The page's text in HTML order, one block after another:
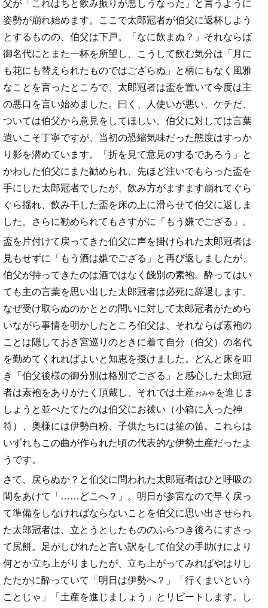
父が「これはちと飲み振りが悪しうなった」と言うように
姿勢が崩れ始めます。ここで太郎冠者が伯父に返杯しよう
とするものの、伯父は下戸。「なに飲まぬ？」それならば
御名代にとまた一杯を所望し、こうして飲む気分は「月に
も花にも替えられたものではござらぬ」と柄にもなく風雅
なことを言ったところで、太郎冠者は盃を置いて今度は主
の悪口を言い始めました。曰く、人使いが悪い、ケチだ、
ついては伯父から意見をしてほしい。伯父に対しては言葉
遣いこそ丁寧ですが、当初の恐縮気味だった態度はすっか
り影を潜めています。「折を見て意見のするであろう」と
かわした伯父にまた勧められ、先ほど注いでもらった盃を
手にした太郎冠者でしたが、飲み方がますます崩れてぐら
ぐら揺れ、飲み干した盃を床の上に滑らせて伯父に返しま
した。さらに勧められてもさすがに「もう嫌でござる」。
盃を片付けて戻ってきた伯父に声を掛けられた太郎冠者は
見もせずに「もう酒は嫌でござる」と再び返しましたが、
伯父が持ってきたのは酒ではなく餞別の素袍。酔ってはい
ても主の言葉を思い出した太郎冠者は必死に辞退します。
なぜ受け取らぬのかととの問いに対して太郎冠者がためら
いながら事情を明かしたところ伯父は、それならば素袍の
ことは隠しておき宮巡りのときに着て自分（伯父）の名代
を勤めてくれればよいと知恵を授けました。どんと床を叩
き「伯父後様の御分別は格別でござる」と感心した太郎冠
者は素袍をありがたく頂戴し、それでは土産おみや を進じま
しょうと並べたてたのは伯父にお祓い（小箱に入った神
符）、奥様には伊勢白粉、子供たちには笙の笛。これらは
いずれもこの曲が作られた頃の代表的な伊勢土産だったよ
うです。
さて、戻らぬか？と伯父に問われた太郎冠者はひと呼吸の
間をあけて「……どこへ？」。明日が参宮なので早く戻っ
て準備をしなければならないことを伯父に思い出させられ
た太郎冠者は、立とうとしたもののふらつき後ろにすさっ
て尻餅。足がしびれたと言い訳をして伯父の手助けにより
何とか立ち上がりましたが、立ち上がってみればやはりし
たたかに酔っていて「明日は伊勢へ？」「行くまいという
ことじゃ」「土産を進じましょう」とリピートします。し